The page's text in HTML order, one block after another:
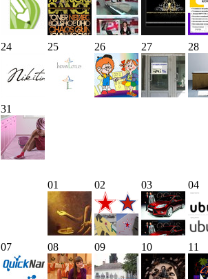
24 25 26 27 28
31
01
02 03 04
07 08 09 10 11